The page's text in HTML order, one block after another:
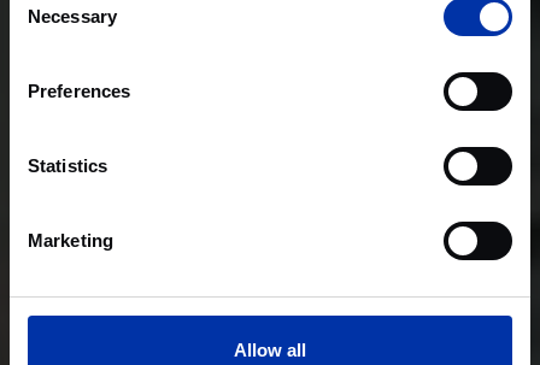
Selection
Necessary
Preferences
Statistics
Marketing
Allow all